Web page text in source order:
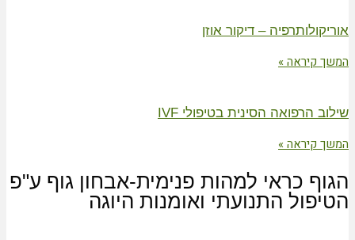
אוריקולותרפיה – דיקור אוזן
המשך קיראה »
שילוב הרפואה הסינית בטיפולי IVF
המשך קיראה »
הגוף כראי למהות פנימית-אבחון גוף ע"פ
הטיפול התנועתי ואומנות היוגה